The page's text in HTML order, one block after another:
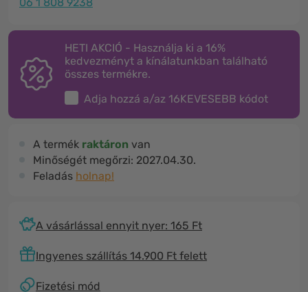
HETI AKCIÓ - Használja ki a 16%
kedvezményt a kínálatunkban található
összes termékre.
Adja hozzá a/az 16KEVESEBB kódot
A termék raktáron van
Minőségét megőrzi: 2027.04.30.
Feladás holnap!
A vásárlással ennyit nyer: 165 Ft
Ingyenes szállítás 14.900 Ft felett
Fizetési mód